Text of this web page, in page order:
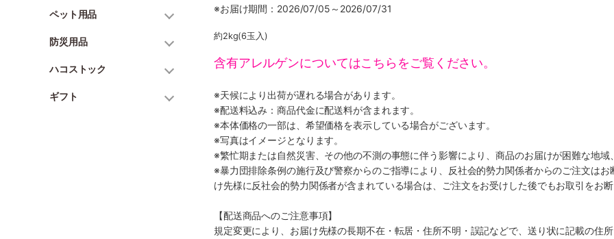
ペット用品
防災用品
ハコストック
ギフト
※お届け期間：2026/07/05～2026/07/31
約2kg(6玉入)
含有アレルゲンについてはこちらをご覧ください。
※天候により出荷が遅れる場合があります。
※配送料込み：商品代金に配送料が含まれます。
※本体価格の一部は、希望価格を表示している場合がございます。
※写真はイメージとなります。
※繁忙期または自然災害、その他の不測の事態に伴う影響により、商品のお届けが困難な地域
※暴力団排除条例の施行及び警察からのご指導により、反社会的勢力関係者からのご注文は
け先様に反社会的勢力関係者が含まれている場合は、ご注文をお受けした後でもお取引をお
【配送商品へのご注意事項】
規定変更により、お届け先様の長期不在・転居・住所不明・誤記などで、送り状に記載の住